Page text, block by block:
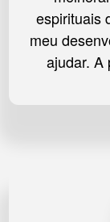
espirituais
meu
ajudar. A